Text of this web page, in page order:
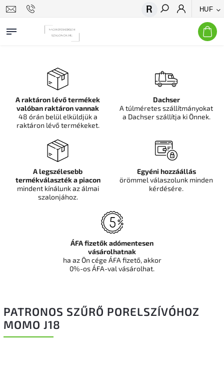
HUF
Keresés
PATRONOS SZŰRŐ PORELSZÍVÓHOZ
MOMO J18
A raktáron lévő termékek
valóban raktáron vannak
48 órán belül elküldjük a
raktáron lévő termékeket.
Dachser
A túlméretes szállítmányokat
a Dachser szállítja ki Önnek.
A legszélesebb
termékválaszték a piacon
mindent kínálunk az álmai
szalonjához.
Egyéni hozzáállás
örömmel válaszolunk minden
kérdésére.
ÁFA fizetők adómentesen
vásárolhatnak
ha az Ön cége ÁFA fizető, akkor
0%-os ÁFA-val vásárolhat.